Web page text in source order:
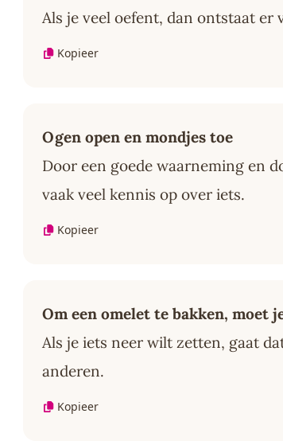
Als je veel oefent, dan ontstaat er
Kopieer
Ogen open en mondjes toe
Door een goede waarneming en
vaak veel kennis op over iets.
Kopieer
Om een omelet te bakken, moet
Als je iets neer wilt zetten, gaat
anderen.
Kopieer